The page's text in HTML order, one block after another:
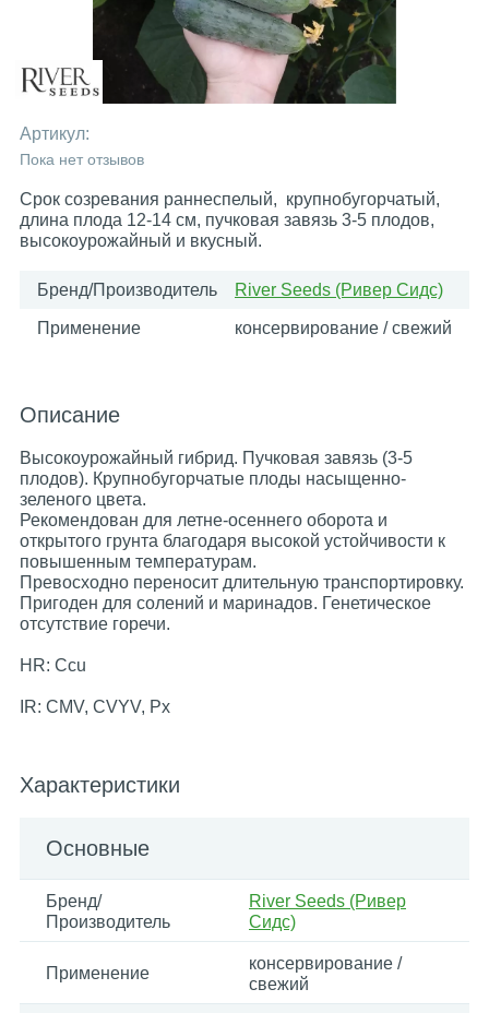
Артикул:
Пока нет отзывов
Срок созревания раннеспелый, крупнобугорчатый,
длина плода 12-14 см, пучковая завязь 3-5 плодов,
высокоурожайный и вкусный.
Бренд/Производитель River Seeds (Ривер Сидс)
Применение консервирование / свежий
Описание
Высокоурожайный гибрид. Пучковая завязь (3-5
плодов). Крупнобугорчатые плоды насыщенно-
зеленого цвета.
Рекомендован для летне-осеннего оборота и
открытого грунта благодаря высокой устойчивости к
повышенным температурам.
Превосходно переносит длительную транспортировку.
Пригоден для солений и маринадов. Генетическое
отсутствие горечи.
HR: Ссu
IR: CMV, CVYV, Px
Характеристики
Основные
Бренд/
Производитель
River Seeds (Ривер
Сидс)
Применение
консервирование /
свежий